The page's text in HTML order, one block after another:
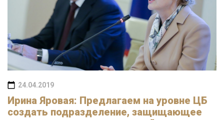
24.04.2019
Ирина Яровая: Предлагаем на уровне ЦБ
создать подразделение, защищающее